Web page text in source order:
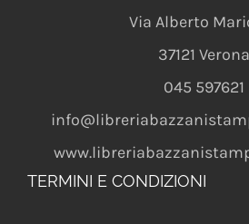
Via Alberto
37121 Verona
045 597621
TERMINI E CONDIZIONI